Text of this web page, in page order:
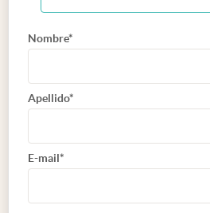
Nombre*
Apellido*
E-mail*